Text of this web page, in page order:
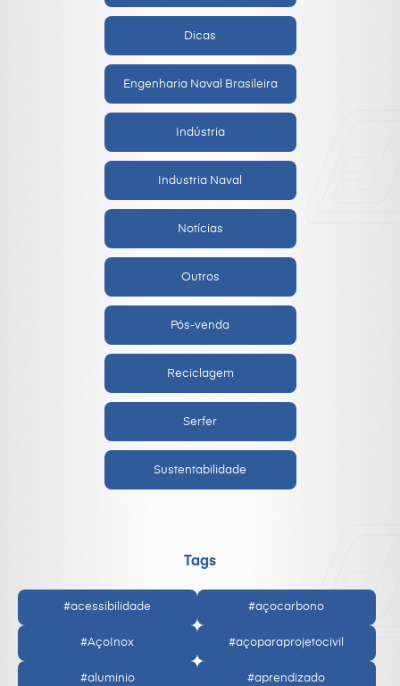
Dicas
Engenharia Naval Brasileira
Indústria
Industria Naval
Notícias
Outros
Pós-venda
Reciclagem
Serfer
Sustentabilidade
Tags
#acessibilidade #açocarbono
#AçoInox #açoparaprojetocivil
#aluminio #aprendizado